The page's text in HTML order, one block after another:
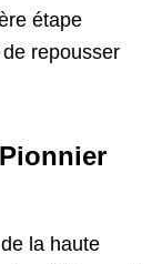
étape
repousser
la haute